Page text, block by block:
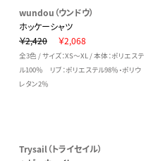
wundou（ウンドウ）
ホッケーシャツ
￥2,420
￥2,068
全3色 / サイズ：XS～XL / 本体：ポリエステ
ル100％ リブ：ポリエステル98％・ポリウ
レタン2％
Trysail（トライセイル）